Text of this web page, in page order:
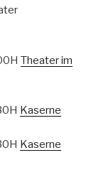
Theater im
Kaserne
Kaserne